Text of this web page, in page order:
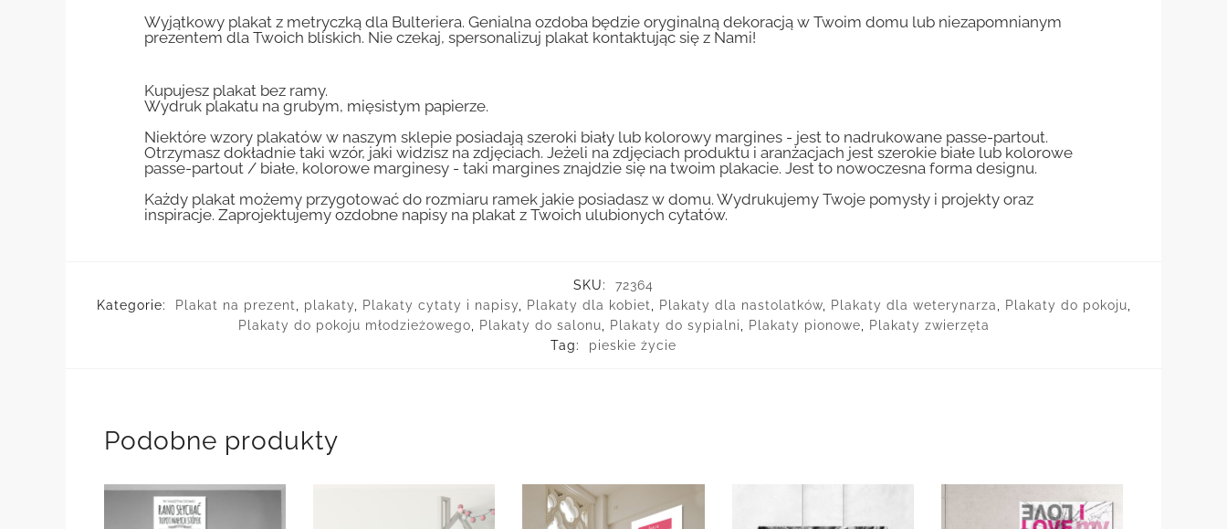
Wyjątkowy plakat z metryczką dla Bulteriera. Genialna ozdoba będzie oryginalną dekoracją w Twoim domu lub niezapomnianym
prezentem dla Twoich bliskich. Nie czekaj, spersonalizuj plakat kontaktując się z Nami!
Kupujesz plakat bez ramy.
Wydruk plakatu na grubym, mięsistym papierze.
Niektóre wzory plakatów w naszym sklepie posiadają szeroki biały lub kolorowy margines - jest to nadrukowane passe-partout.
Otrzymasz dokładnie taki wzór, jaki widzisz na zdjęciach. Jeżeli na zdjęciach produktu i aranżacjach jest szerokie białe lub kolorowe
passe-partout / białe, kolorowe marginesy - taki margines znajdzie się na twoim plakacie. Jest to nowoczesna forma designu.
Każdy plakat możemy przygotować do rozmiaru ramek jakie posiadasz w domu. Wydrukujemy Twoje pomysły i projekty oraz
inspiracje. Zaprojektujemy ozdobne napisy na plakat z Twoich ulubionych cytatów.
SKU:
72364
Kategorie:
Plakat na prezent, plakaty, Plakaty cytaty i napisy, Plakaty dla kobiet, Plakaty dla nastolatków, Plakaty dla weterynarza, Plakaty do pokoju,
Plakaty do pokoju młodzieżowego, Plakaty do salonu, Plakaty do sypialni, Plakaty pionowe, Plakaty zwierzęta
Tag:
pieskie życie
Podobne produkty